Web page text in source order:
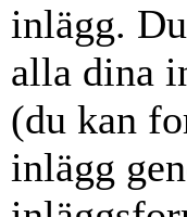
inlägg.
alla dina
(du kan
inlägg